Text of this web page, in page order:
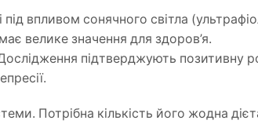
впливом сонячного світла
велике значення для здоров’я. ⠀
підтверджують позитивну
Потрібна кількість його жодна